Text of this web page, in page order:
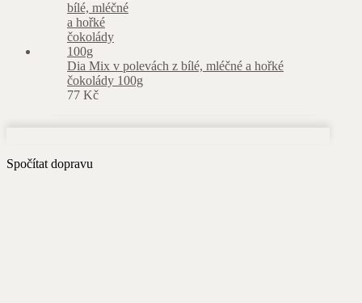
Dia Mix v polevách z bílé, mléčné a hořké
čokolády 100g
77 Kč
Spočítat dopravu